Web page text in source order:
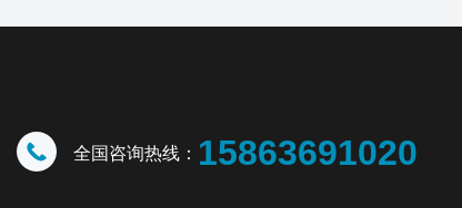
全国咨询热线： 15863691020